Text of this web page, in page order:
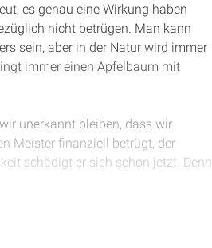
es genau eine Wirkung haben
nicht betrügen. Man kann
sein, aber in der Natur wird immer
immer einen Apfelbaum mit
unerkannt bleiben, dass wir
Meister finanziell betrügt, der
schädigt er sich schon jetzt. Denn
Segen ernten. Und es reicht schon